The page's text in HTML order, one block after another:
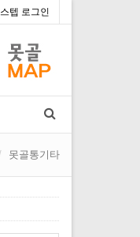
스텝 로그인
못골통기타